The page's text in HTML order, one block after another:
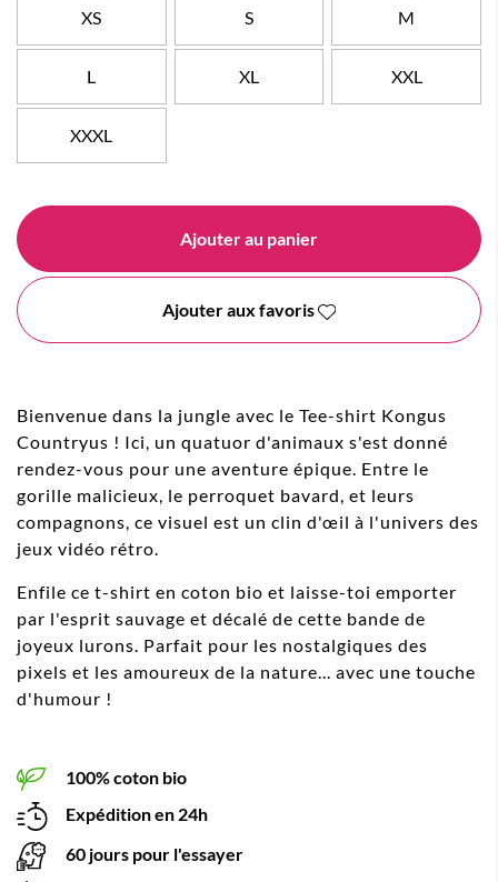
XS S M
L XL XXL
XXXL
Ajouter au panier
Ajouter aux favoris
Bienvenue dans la jungle avec le Tee-shirt Kongus
Countryus ! Ici, un quatuor d'animaux s'est donné
rendez-vous pour une aventure épique. Entre le
gorille malicieux, le perroquet bavard, et leurs
compagnons, ce visuel est un clin d'œil à l'univers des
jeux vidéo rétro.
Enfile ce t-shirt en coton bio et laisse-toi emporter
par l'esprit sauvage et décalé de cette bande de
joyeux lurons. Parfait pour les nostalgiques des
pixels et les amoureux de la nature... avec une touche
d'humour !
100% coton bio
Expédition en 24h
60 jours pour l'essayer